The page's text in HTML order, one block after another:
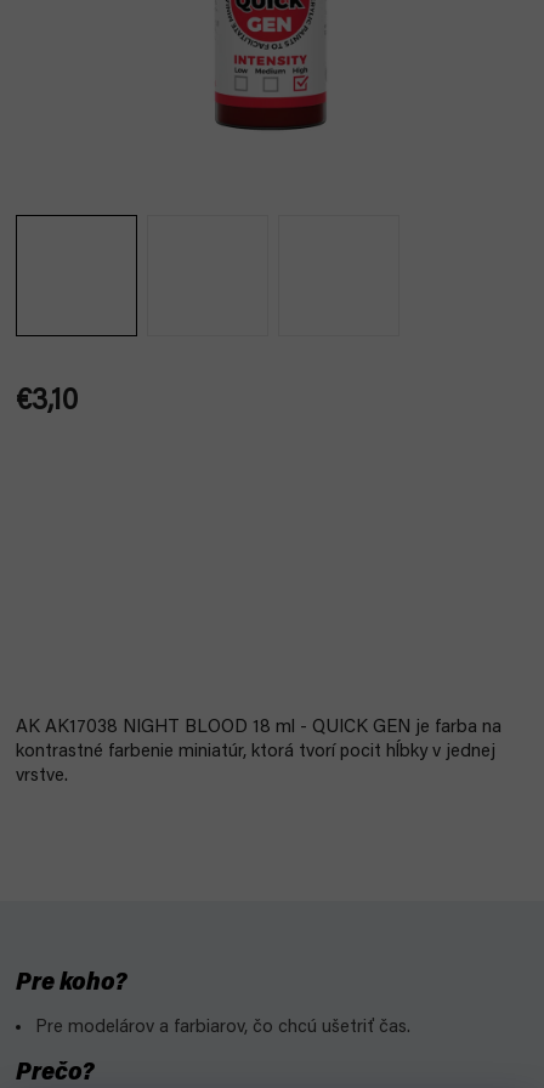
€3,10
AK AK17038 NIGHT BLOOD 18 ml - QUICK GEN je farba na
kontrastné farbenie miniatúr, ktorá tvorí pocit hĺbky v jednej
vrstve.
Pre koho?
Pre modelárov a farbiarov, čo chcú ušetriť čas.
Prečo?